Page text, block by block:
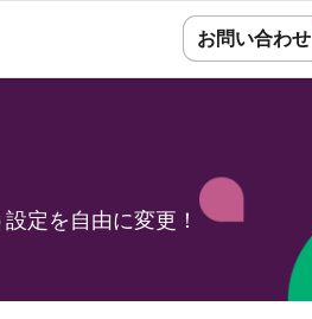
お問い合わせ
定を自由に変更！